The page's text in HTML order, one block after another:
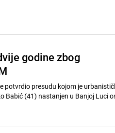
godine zbog
potvrdio presudu kojom je
Babić (41) nastanjen u Banjoj Luci